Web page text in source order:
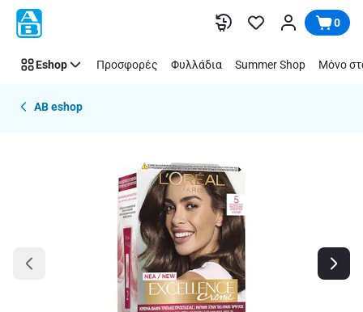
Παράλειψη 0
Eshop Προσφορές Φυλλάδια Summer Shop Μόνο
AB eshop